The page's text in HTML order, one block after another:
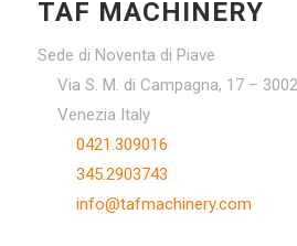
TAF MACHINERY
Sede di Noventa di Piave
Via S. M. di Campagna, 17 –
Venezia Italy
0421.309016
345.2903743
info@tafmachinery.com